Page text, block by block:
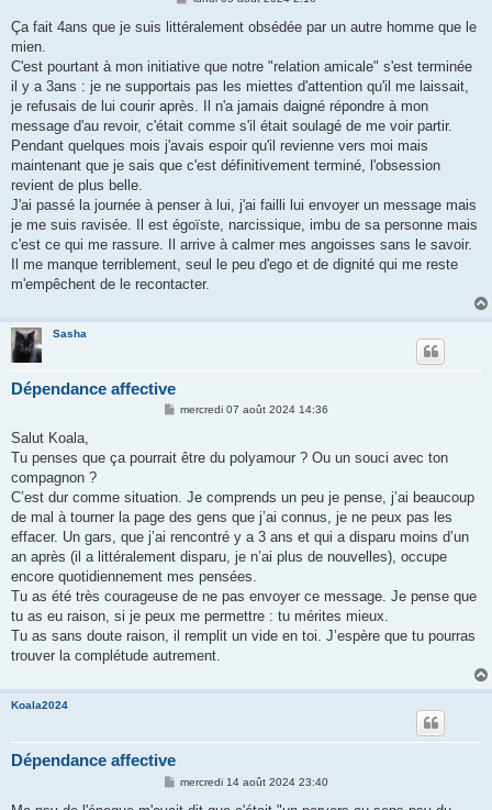
s
g
Ça fait 4ans que je suis littéralement obsédée par un autre homme que le
mien.
C'est pourtant à mon initiative que notre "relation amicale" s'est terminée
il y a 3ans : je ne supportais pas les miettes d'attention qu'il me laissait,
je refusais de lui courir après. Il n'a jamais daigné répondre à mon
message d'au revoir, c'était comme s'il était soulagé de me voir partir.
Pendant quelques mois j'avais espoir qu'il revienne vers moi mais
maintenant que je sais que c'est définitivement terminé, l'obsession
revient de plus belle.
J'ai passé la journée à penser à lui, j'ai failli lui envoyer un message mais
je me suis ravisée. Il est égoïste, narcissique, imbu de sa personne mais
c'est ce qui me rassure. Il arrive à calmer mes angoisses sans le savoir.
Il me manque terriblement, seul le peu d'ego et de dignité qui me reste
m'empêchent de le recontacter.
Sasha
Dépendance affective
M
a
mercredi 07 août 2024 14:36
Salut Koala,
Tu penses que ça pourrait être du polyamour ? Ou un souci avec ton
compagnon ?
C’est dur comme situation. Je comprends un peu je pense, j’ai beaucoup
de mal à tourner la page des gens que j’ai connus, je ne peux pas les
effacer. Un gars, que j’ai rencontré y a 3 ans et qui a disparu moins d’un
an après (il a littéralement disparu, je n’ai plus de nouvelles), occupe
encore quotidiennement mes pensées.
Tu as été très courageuse de ne pas envoyer ce message. Je pense que
tu as eu raison, si je peux me permettre : tu mérites mieux.
Tu as sans doute raison, il remplit un vide en toi. J’espère que tu pourras
trouver la complétude autrement.
Koala2024
Dépendance affective
M
s
mercredi 14 août 2024 23:40